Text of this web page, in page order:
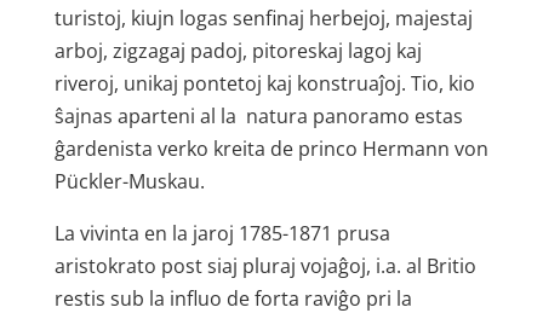
turistoj, kiujn logas senfinaj herbejoj, majestaj
arboj, zigzagaj padoj, pitoreskaj lagoj kaj
riveroj, unikaj pontetoj kaj konstruaĵoj. Tio, kio
ŝajnas aparteni al la natura panoramo estas
ĝardenista verko kreita de princo Hermann von
Pückler-Muskau.
La vivinta en la jaroj 1785-1871 prusa
aristokrato post siaj pluraj vojaĝoj, i.a. al Britio
restis sub la influo de forta raviĝo pri la